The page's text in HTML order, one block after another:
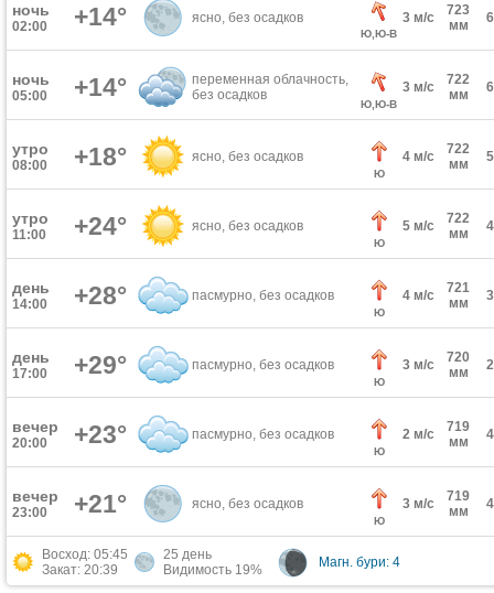
ночь
02:00 +14° ясно, без осадков
Ю,Ю-В
3 м/с
723
мм
ночь
05:00 +14°
переменная облачность,
без осадков
Ю,Ю-В
3 м/с
722
мм
утро
08:00 +18° ясно, без осадков
Ю
4 м/с
722
мм
утро
11:00 +24° ясно, без осадков
Ю
5 м/с
722
мм
день
14:00 +28° пасмурно, без осадков
Ю
4 м/с
721
мм
день
17:00 +29° пасмурно, без осадков
Ю
3 м/с
720
мм
вечер
20:00 +23° пасмурно, без осадков
Ю
2 м/с
719
мм
вечер
23:00 +21° ясно, без осадков
Ю
3 м/с
719
мм
Восход: 05:45
Закат: 20:39
25 день
Видимость 19%
Магн. бури: 4